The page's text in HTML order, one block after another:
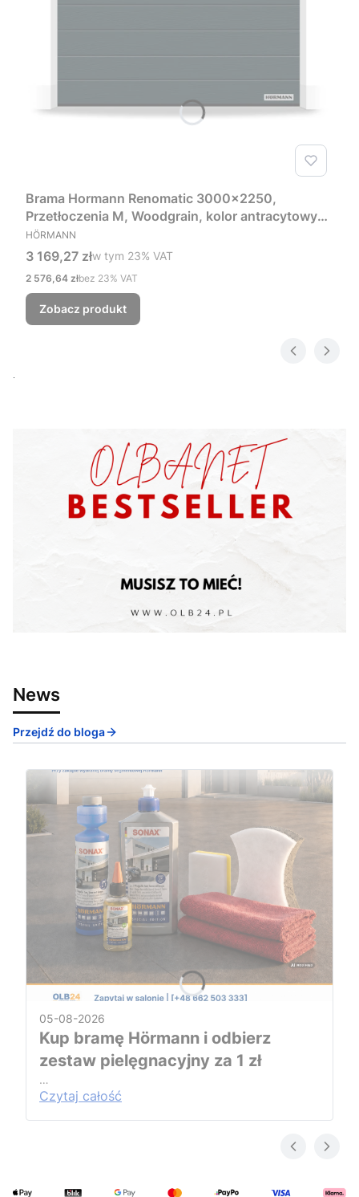
Brama Hormann Renomatic 3000x2250,
Przetłoczenia M, Woodgrain, kolor antracytowy
RAL 7016 + Prowadzenie Z
PRODUCENT
HÖRMANN
Cena brutto
3 169,27 złw tym %s VAT
w tym 23% VAT
Cena netto
2 576,64 złbez 23% VAT
Zobacz produkt
News
Przejdź do bloga
05-08-2026
Kup bramę Hörmann i odbierz
zestaw pielęgnacyjny za 1 zł
…
Czytaj całość